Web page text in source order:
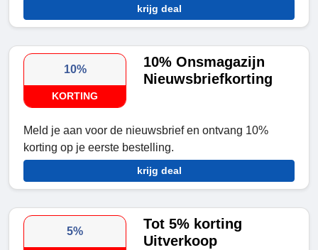
krijg deal
10%
KORTING
10% Onsmagazijn
Nieuwsbriefkorting
Meld je aan voor de nieuwsbrief en ontvang 10%
korting op je eerste bestelling.
krijg deal
5%
Tot 5% korting
Uitverkoop